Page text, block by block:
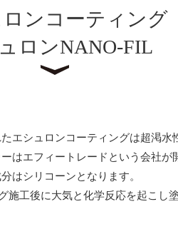
ンコーティング
ロンNANO-FIL
エシュロンコーティングは超渇水
はエフィートレードという会社が
はシリコーンとなります。
施工後に大気と化学反応を起こし